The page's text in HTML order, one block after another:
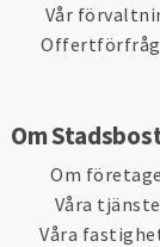
Vår
Om
Om
Våra
Våra